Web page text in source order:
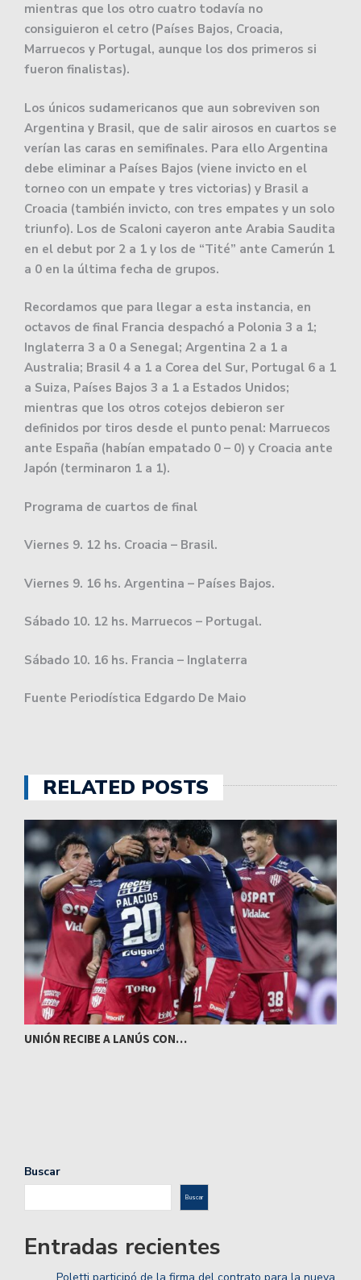
mientras que los otro cuatro todavía no
consiguieron el cetro (Países Bajos, Croacia,
Marruecos y Portugal, aunque los dos primeros si
fueron finalistas).
Los únicos sudamericanos que aun sobreviven son
Argentina y Brasil, que de salir airosos en cuartos se
verían las caras en semifinales. Para ello Argentina
debe eliminar a Países Bajos (viene invicto en el
torneo con un empate y tres victorias) y Brasil a
Croacia (también invicto, con tres empates y un solo
triunfo). Los de Scaloni cayeron ante Arabia Saudita
en el debut por 2 a 1 y los de “Tité” ante Camerún 1
a 0 en la última fecha de grupos.
Recordamos que para llegar a esta instancia, en
octavos de final Francia despachó a Polonia 3 a 1;
Inglaterra 3 a 0 a Senegal; Argentina 2 a 1 a
Australia; Brasil 4 a 1 a Corea del Sur, Portugal 6 a 1
a Suiza, Países Bajos 3 a 1 a Estados Unidos;
mientras que los otros cotejos debieron ser
definidos por tiros desde el punto penal: Marruecos
ante España (habían empatado 0 – 0) y Croacia ante
Japón (terminaron 1 a 1).
Programa de cuartos de final
Viernes 9. 12 hs. Croacia – Brasil.
Viernes 9. 16 hs. Argentina – Países Bajos.
Sábado 10. 12 hs. Marruecos – Portugal.
Sábado 10. 16 hs. Francia – Inglaterra
Fuente Periodística Edgardo De Maio
RELATED POSTS
UNIÓN RECIBE A LANÚS CON…
Buscar
Buscar
Entradas recientes